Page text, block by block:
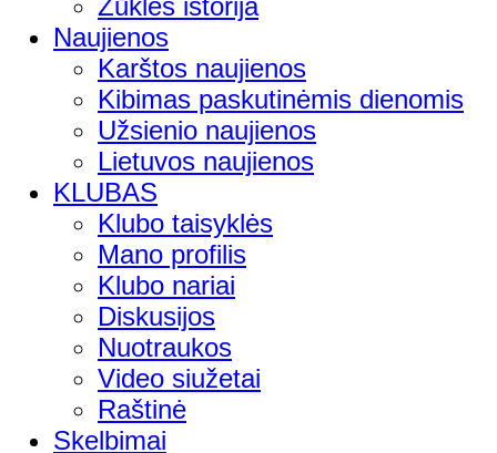
Naujienos
Karštos naujienos
Kibimas paskutinėmis dienomis
Užsienio naujienos
Lietuvos naujienos
KLUBAS
Klubo taisyklės
Mano profilis
Klubo nariai
Diskusijos
Nuotraukos
Video siužetai
Raštinė
Skelbimai